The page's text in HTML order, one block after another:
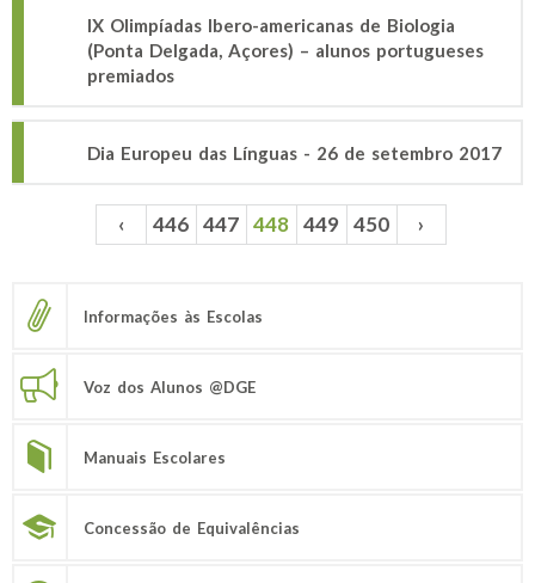
IX Olimpíadas Ibero-americanas de Biologia
(Ponta Delgada, Açores) – alunos portugueses
premiados
Dia Europeu das Línguas - 26 de setembro 2017
Páginas ‹ 446 447 448 449 450 ›
Informações às Escolas
Voz dos Alunos @DGE
Manuais Escolares
Concessão de Equivalências